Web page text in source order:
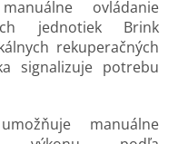
ovládanie
jednotiek Brink
rekuperačných
signalizuje potrebu
manuálne